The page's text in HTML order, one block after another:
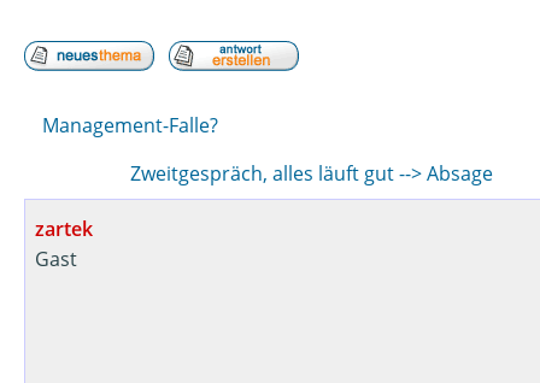
Management-Falle?
Zweitgespräch, alles läuft gut --> Absage
zartek
Gast